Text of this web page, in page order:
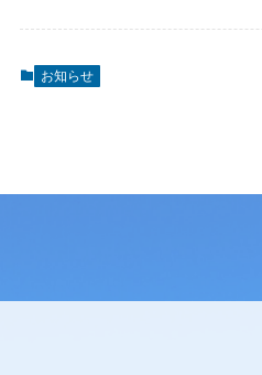
お知らせ